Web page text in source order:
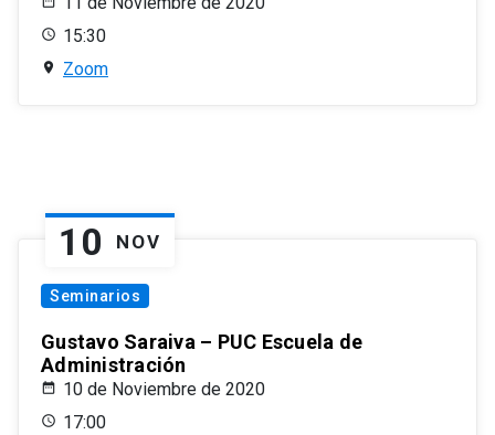
15:30
Zoom
10 NOV
Seminarios
Gustavo Saraiva – PUC Escuela de
Administración
10 de Noviembre de 2020
17:00